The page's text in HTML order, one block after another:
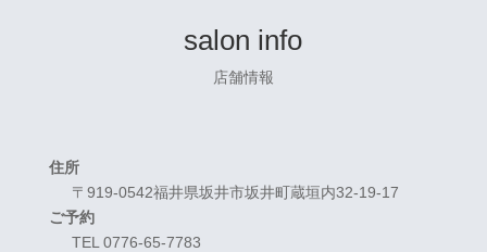
salon info
店舗情報
住所
〒919-0542福井県坂井市坂井町蔵垣内32-19-17
ご予約
TEL 0776-65-7783